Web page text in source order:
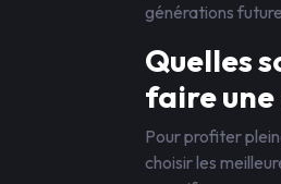
générations
Quelles
faire
Pour profiter
choisir les